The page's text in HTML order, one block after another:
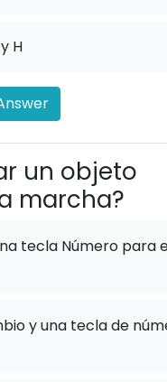
H
un objeto
marcha?
tecla Número para
y una tecla de